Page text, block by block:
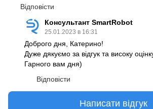
Відповісти
Консультант SmartRobot
25.01.2023 в 16:31
Доброго дня, Катерино!
Дуже дякуємо за відгук та високу
Гарного вам дня)
Відповісти
Написати відгук